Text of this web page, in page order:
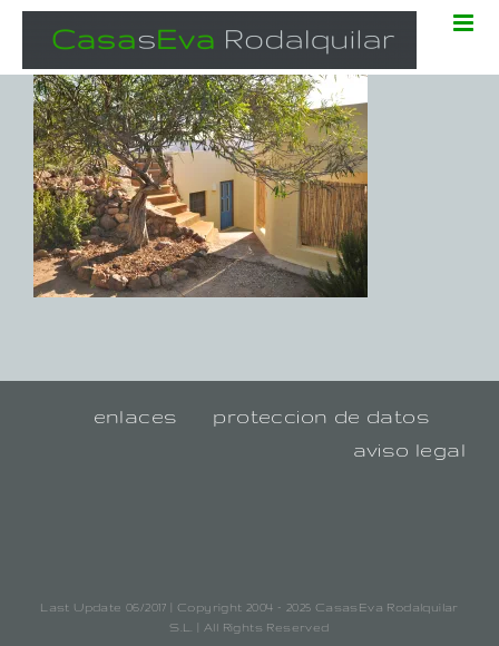
Zum
springen
enlaces
proteccion de datos
aviso legal
Last Update 06/2017 | Copyright 2004 - 2025 CasasEva Rodalquilar
S.L. | All Rights Reserved